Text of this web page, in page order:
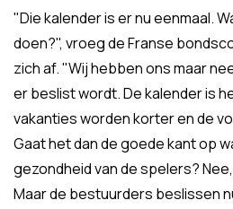
"Die kalender is er nu eenmaal.
doen?", vroeg de Franse
zich af. "Wij hebben ons maar
er beslist wordt. De kalender is
vakanties worden korter en de
Gaat het dan de goede kant op
gezondheid van de spelers?
Maar de bestuurders beslissen